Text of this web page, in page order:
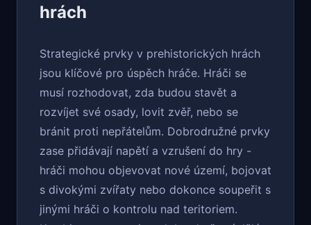
hrách
Strategické prvky v prehistorických hrách
jsou klíčové pro úspěch hráče. Hráči se
musí rozhodovat, zda budou stavět a
rozvíjet své osady, lovit zvěř, nebo se
bránit proti nepřátelům. Dobrodružné prvky
zase přidávají napětí a vzrušení do hry -
hráči mohou objevovat nové území, bojovat
s divokými zvířaty nebo dokonce soupeřit s
jinými hráči o kontrolu nad teritoriem.